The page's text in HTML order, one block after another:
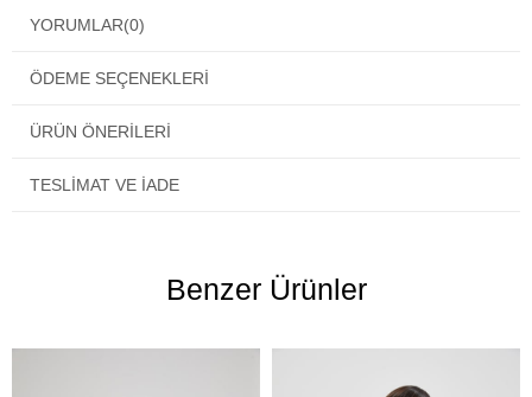
YORUMLAR(0)
ÖDEME SEÇENEKLERI
ÜRÜN ÖNERILERI
TESLIMAT VE İADE
Benzer Ürünler